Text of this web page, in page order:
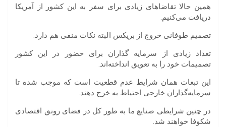
همین حالا تقاضاهای زیادی برای سفر به این کشور از آمریکا
دریافت می‌کنیم.
تصمیم طوفانی خروج از بریکس البته نکات منفی هم دارد.
تعداد زیادی از سرمایه گذاران برای حضور در این کشور
تصمیمات خود را به تعویق انداخته‌اند.
این تبعات همان شرایط عدم قطعیت است که موجب شده تا
سرمایه‌گذاران خارجی احتیاط به خرج دهند.
در چنین شرایطی صنایع ما به طور کل در فضای رونق اقتصادی
شکوفا خواهند شد.